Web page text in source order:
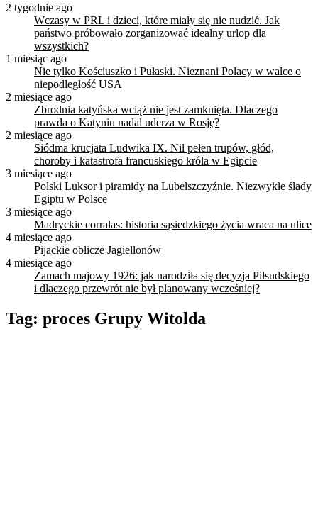
2 tygodnie ago
Wczasy w PRL i dzieci, które miały się nie nudzić. Jak
państwo próbowało zorganizować idealny urlop dla
wszystkich?
1 miesiąc ago
Nie tylko Kościuszko i Pułaski. Nieznani Polacy w walce o
niepodległość USA
2 miesiące ago
Zbrodnia katyńska wciąż nie jest zamknięta. Dlaczego
prawda o Katyniu nadal uderza w Rosję?
2 miesiące ago
Siódma krucjata Ludwika IX. Nil pełen trupów, głód,
choroby i katastrofa francuskiego króla w Egipcie
3 miesiące ago
Polski Luksor i piramidy na Lubelszczyźnie. Niezwykłe ślady
Egiptu w Polsce
3 miesiące ago
Madryckie corralas: historia sąsiedzkiego życia wraca na ulice
4 miesiące ago
Pijackie oblicze Jagiellonów
4 miesiące ago
Zamach majowy 1926: jak narodziła się decyzja Piłsudskiego
i dlaczego przewrót nie był planowany wcześniej?
Tag: proces Grupy Witolda